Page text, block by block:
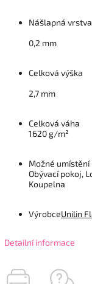
Nášlapná vrstva
0,2 mm
Celková výška
2,7 mm
Celková váha
1620 g/m²
Možné umístění
Obývací pokoj,
Koupelna
VýrobceUnilin
Detailní informace